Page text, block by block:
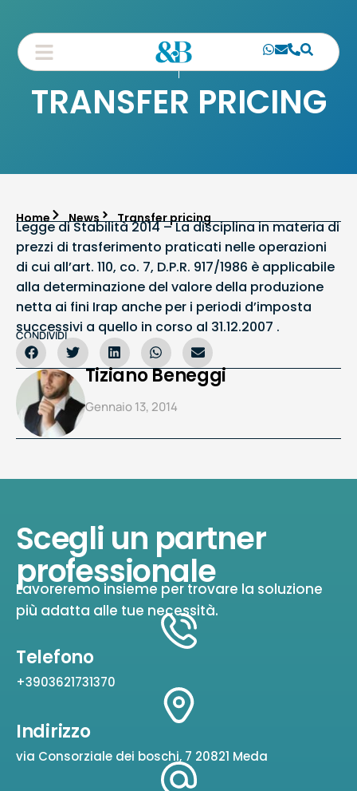
TRANSFER PRICING
Home News Transfer pricing
Legge di Stabilità 2014 – La disciplina in materia di
prezzi di trasferimento praticati nelle operazioni
di cui all’art. 110, co. 7, D.P.R. 917/1986 è applicabile
alla determinazione del valore della produzione
netta ai fini Irap anche per i periodi d’imposta
successivi a quello in corso al 31.12.2007 .
CONDIVIDI
Tiziano Beneggi
Gennaio 13, 2014
Scegli un partner
professionale
Lavoreremo insieme per trovare la soluzione
più adatta alle tue necessità.
Telefono
+3903621731370
Indirizzo
via Consorziale dei boschi, 7 20821 Meda